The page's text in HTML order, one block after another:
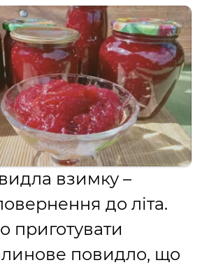
взимку –
до літа.
приготувати
повидло, що